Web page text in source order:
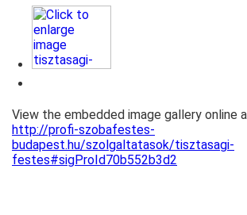
View the embedded image gallery online
http://profi-szobafestes-
budapest.hu/szolgaltatasok/tisztasagi-
festes#sigProId70b552b3d2